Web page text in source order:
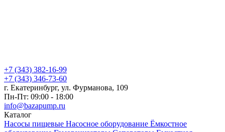
+7 (343) 382-16-99
+7 (343) 346-73-‬60
г. Екатеринбург, ул. Фурманова, 109
Пн-Пт: 09:00 - 18:00
info@bazapump.ru
Каталог
Насосы пищевые Насосное оборудование Ёмкостное